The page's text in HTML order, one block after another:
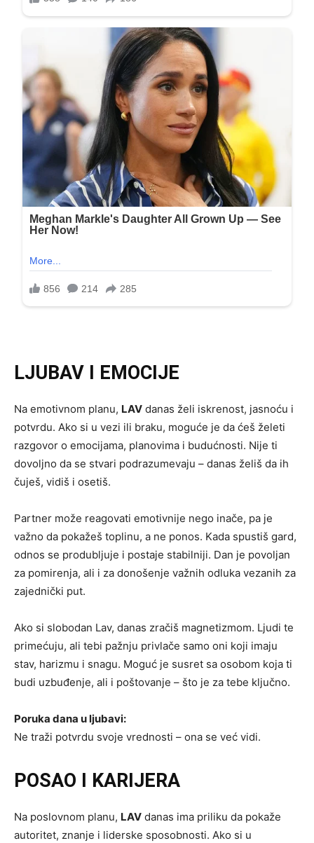
LJUBAV I EMOCIJE
Na emotivnom planu, LAV danas želi iskrenost, jasnoću i
potvrdu. Ako si u vezi ili braku, moguće je da ćeš želeti
razgovor o emocijama, planovima i budućnosti. Nije ti
dovoljno da se stvari podrazumevaju – danas želiš da ih
čuješ, vidiš i osetiš.
Partner može reagovati emotivnije nego inače, pa je
važno da pokažeš toplinu, a ne ponos. Kada spustiš gard,
odnos se produbljuje i postaje stabilniji. Dan je povoljan
za pomirenja, ali i za donošenje važnih odluka vezanih za
zajednički put.
Ako si slobodan Lav, danas zračiš magnetizmom. Ljudi te
primećuju, ali tebi pažnju privlače samo oni koji imaju
stav, harizmu i snagu. Moguć je susret sa osobom koja ti
budi uzbuđenje, ali i poštovanje – što je za tebe ključno.
Poruka dana u ljubavi:
Ne traži potvrdu svoje vrednosti – ona se već vidi.
POSAO I KARIJERA
Na poslovnom planu, LAV danas ima priliku da pokaže
autoritet, znanje i liderske sposobnosti. Ako si u